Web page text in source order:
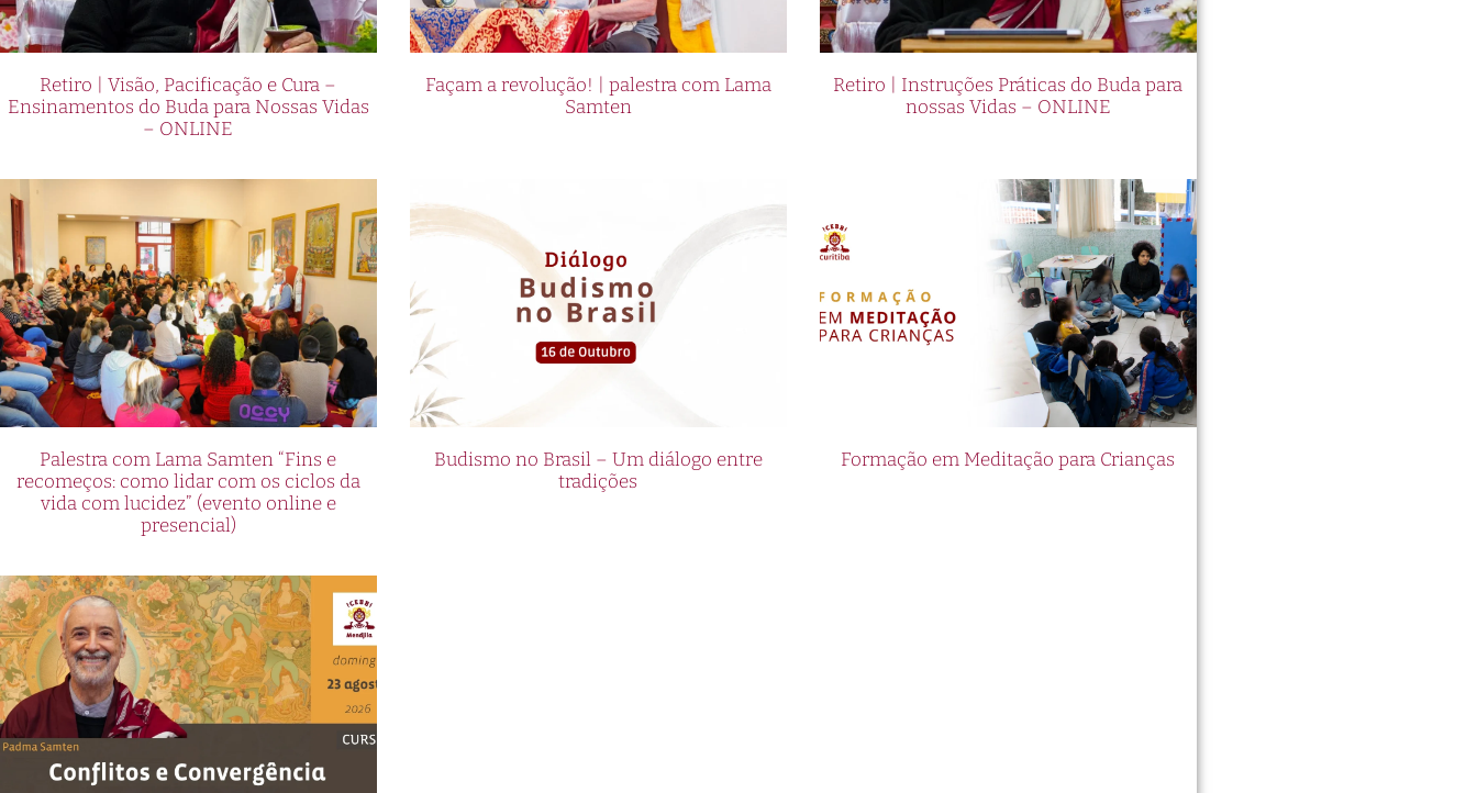
Retiro | Visão, Pacificação e Cura –
Ensinamentos do Buda para Nossas Vidas
– ONLINE
Façam a revolução! | palestra com Lama
Samten
Retiro | Instruções Práticas do Buda para
nossas Vidas – ONLINE
Palestra com Lama Samten “Fins e
recomeços: como lidar com os ciclos da
vida com lucidez” (evento online e
presencial)
Budismo no Brasil – Um diálogo entre
tradições
Formação em Meditação para Crianças